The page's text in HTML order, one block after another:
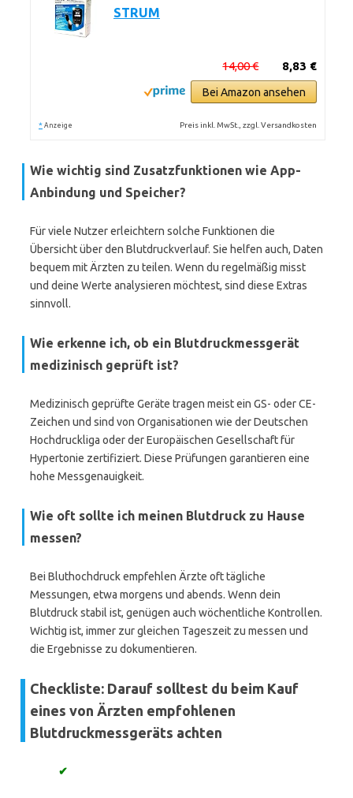
STRUM
8,83 €
14,00 €
Bei Amazon ansehen
* Anzeige Preis inkl. MwSt., zzgl. Versandkosten
Wie wichtig sind Zusatzfunktionen wie App-
Anbindung und Speicher?
Für viele Nutzer erleichtern solche Funktionen die
Übersicht über den Blutdruckverlauf. Sie helfen auch, Daten
bequem mit Ärzten zu teilen. Wenn du regelmäßig misst
und deine Werte analysieren möchtest, sind diese Extras
sinnvoll.
Wie erkenne ich, ob ein Blutdruckmessgerät
medizinisch geprüft ist?
Medizinisch geprüfte Geräte tragen meist ein GS- oder CE-
Zeichen und sind von Organisationen wie der Deutschen
Hochdruckliga oder der Europäischen Gesellschaft für
Hypertonie zertifiziert. Diese Prüfungen garantieren eine
hohe Messgenauigkeit.
Wie oft sollte ich meinen Blutdruck zu Hause
messen?
Bei Bluthochdruck empfehlen Ärzte oft tägliche
Messungen, etwa morgens und abends. Wenn dein
Blutdruck stabil ist, genügen auch wöchentliche Kontrollen.
Wichtig ist, immer zur gleichen Tageszeit zu messen und
die Ergebnisse zu dokumentieren.
Checkliste: Darauf solltest du beim Kauf
eines von Ärzten empfohlenen
Blutdruckmessgeräts achten
✔